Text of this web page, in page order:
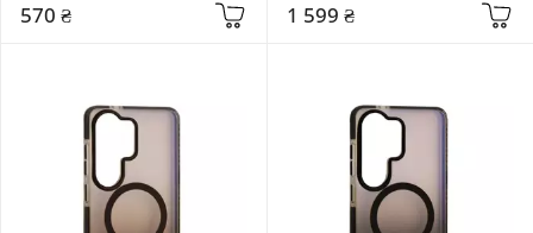
570 ₴ 1 599 ₴